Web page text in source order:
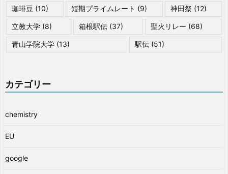
珈琲豆 (10) 短期プライムレート (9) 神田祭(12)
立教大学 (8) 箱根駅伝 (37) 聖火リレー (68)
青山学院大学 (13) 駅伝 (51)
カテゴリー
chemistry
EU
google